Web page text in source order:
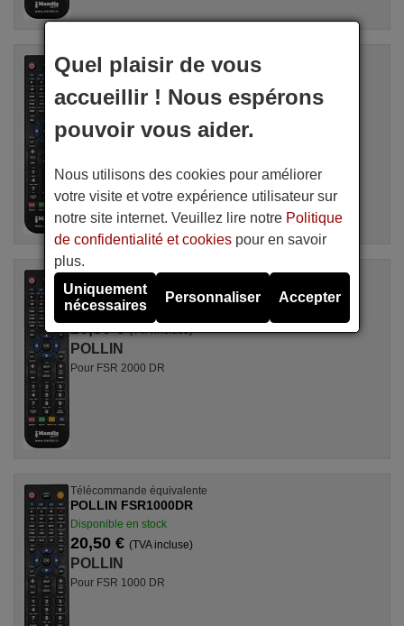
Télécommande équivalente
POLLIN HD3000CIPLUS
Disponible en stock
POLLIN
Télécommande équivalente
POLLIN FSR2000DR
Disponible en stock
20,50 €(TVA incluse)
POLLIN
Pour FSR 2000 DR
Télécommande équivalente
POLLIN FSR1000DR
Disponible en stock
20,50 € (TVA incluse)
POLLIN
Pour FSR 1000 DR
Quel plaisir de vous
accueillir ! Nous espérons
pouvoir vous aider.
Nous utilisons des cookies pour améliorer
votre visite et votre expérience utilisateur sur
notre site internet. Veuillez lire notre Politique
de confidentialité et cookies pour en savoir
plus.
Uniquement
nécessaires
Personnaliser Accepter